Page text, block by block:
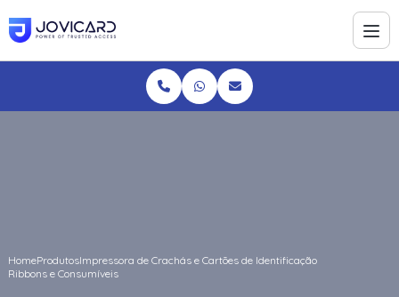
HomeProdutosImpressora de Crachás e Cartões de Identificação
Ribbons e Consumíveis